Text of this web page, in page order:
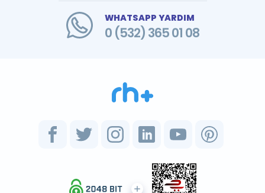
WHATSAPP YARDIM
0 (532) 365 01 08